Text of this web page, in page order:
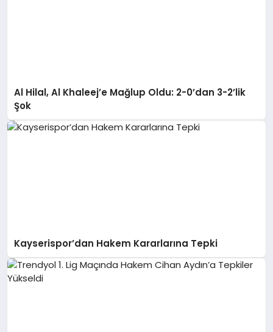
Al Hilal, Al Khaleej’e Mağlup Oldu: 2-0’dan 3-2’lik
Şok
Kayserispor’dan Hakem Kararlarına Tepki